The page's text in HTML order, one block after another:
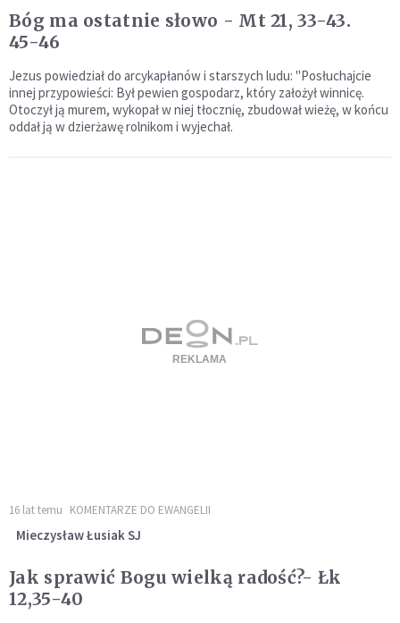
Bóg ma ostatnie słowo - Mt 21, 33-43.
45-46
Jezus powiedział do arcykapłanów i starszych ludu: "Posłuchajcie
innej przypowieści: Był pewien gospodarz, który założył winnicę.
Otoczył ją murem, wykopał w niej tłocznię, zbudował wieżę, w końcu
oddał ją w dzierżawę rolnikom i wyjechał.
16 lat temu KOMENTARZE DO EWANGELII
Mieczysław Łusiak SJ
Jak sprawić Bogu wielką radość?- Łk
12,35-40